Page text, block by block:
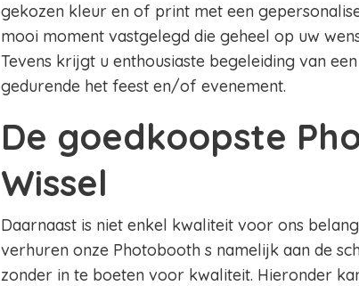
gekozen kleur en of print met een
mooi moment vastgelegd die geheel op uw
Tevens krijgt u enthousiaste begeleiding van
gedurende het feest en/of evenement.
De goedkoopste
Wissel
Daarnaast is niet enkel kwaliteit voor ons
verhuren onze Photobooth s namelijk aan de
zonder in te boeten voor kwaliteit. Hieronder